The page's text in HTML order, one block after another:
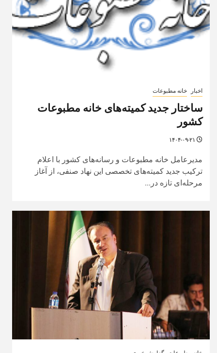
اخبار خانه مطبوعات
ساختار جدید کمیته‌های خانه مطبوعات
کشور
مدیرعامل خانه مطبوعات و رسانه‌های کشور با اعلام
ترکیب جدید کمیته‌های تخصصی این نهاد صنفی، از آغاز
مرحله‌ای تازه در...